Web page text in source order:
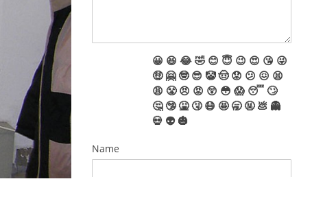
😀 😆 😂 🤣 😊 😇 😉 😍 😘 😜
🤑 🤗 🤓 😎 🤡 🤠 😟 😕 😖 😫
😩 😤 😠 😡 😲 😳 😱 😴 🙄
🤔 🤥 🤮 🤧 😷 🤩 🥱 🤬 💩 👻
💀 👽 🎃
Name